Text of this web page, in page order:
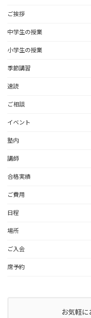
ご挨拶
中学生の授業
小学生の授業
季節講習
速読
ご相談
イベント
塾内
講師
合格実績
ご費用
日程
場所
ご入会
席予約
お気軽に